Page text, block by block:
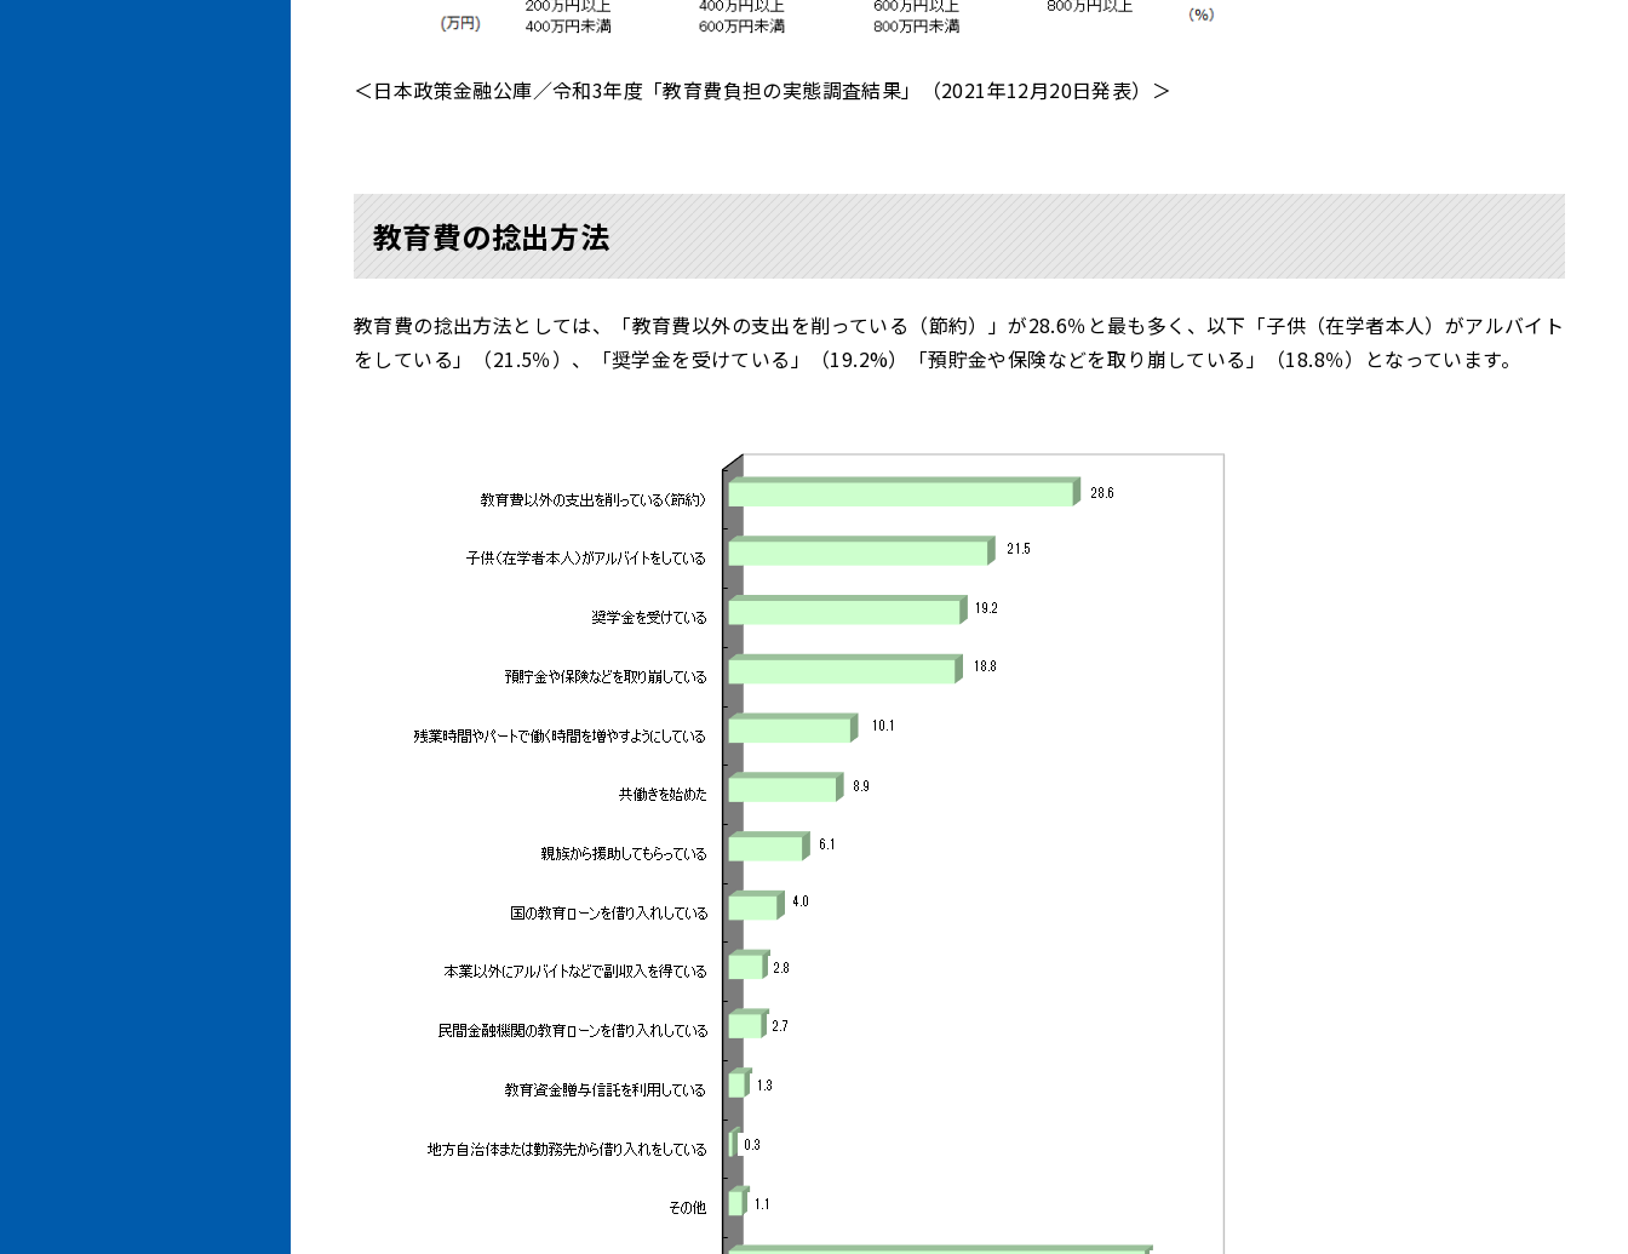
＜日本政策金融公庫／令和3年度「教育費負担の実態調査結果」（2021年12月20日発表）＞
教育費の捻出方法
教育費の捻出方法としては、「教育費以外の支出を削っている（節約）」が28.6％と最も多く、以下「子供（在学者本人）がアルバイト
をしている」（21.5％）、「奨学金を受けている」（19.2%）「預貯金や保険などを取り崩している」（18.8％）となっています。